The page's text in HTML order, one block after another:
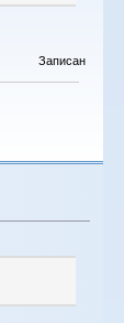
Записан